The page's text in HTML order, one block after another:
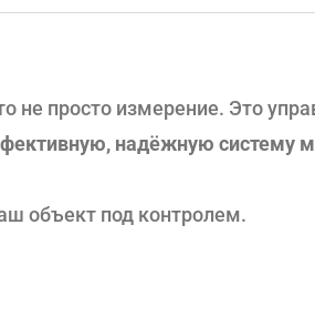
не просто измерение. Это
надёжную систему
объект под контролем.